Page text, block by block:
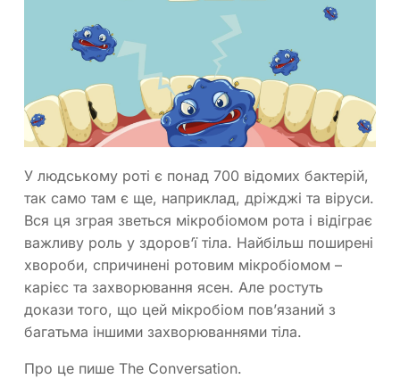
У людському роті є понад 700 відомих бактерій,
так само там є ще, наприклад, дріжджі та віруси.
Вся ця зграя зветься мікробіомом рота і відіграє
важливу роль у здоров‘ї тіла. Найбільш поширені
хвороби, спричинені ротовим мікробіомом –
карієс та захворювання ясен. Але ростуть
докази того, що цей мікробіом пов’язаний з
багатьма іншими захворюваннями тіла.
Про це пише The Conversation.